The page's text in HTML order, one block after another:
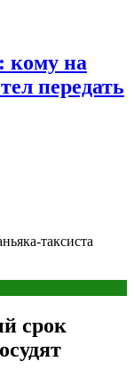
кому на
передать
таксиста
срок